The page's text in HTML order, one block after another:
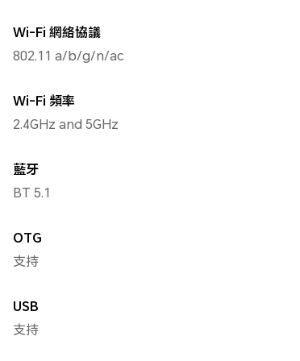
Wi-Fi 網絡協議
802.11 a/b/g/n/ac
Wi-Fi 頻率
2.4GHz and 5GHz
藍牙
BT 5.1
OTG
支持
USB
支持